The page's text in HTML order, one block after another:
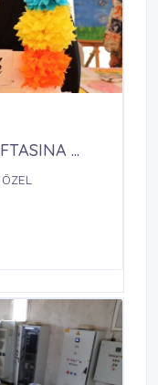
...